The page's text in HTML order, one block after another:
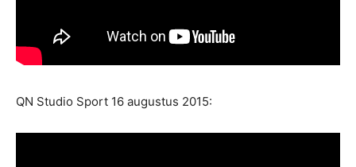
QN Studio Sport 16 augustus 2015: